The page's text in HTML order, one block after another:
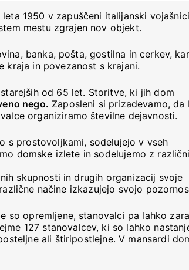
1950 v zapuščeni italijanski
mestu zgrajen nov objekt.
banka, pošta, gostilna in cerkev, kar
kraja in povezanost s krajani.
od 65 let. Storitve, ki jih dom
nego. Zaposleni si prizadevamo, da
organiziramo številne dejavnosti.
s prostovoljkami, sodelujejo v vseh
domske izlete in sodelujemo z
skupnosti in drugih organizacij svoje
načine izkazujejo svojo
so opremljene, stanovalci pa lahko
127 stanovalcev, ki so lahko
ali štiripostlejne. V mansardi